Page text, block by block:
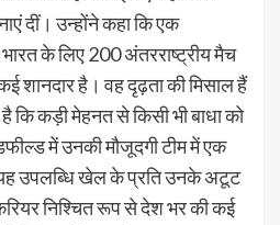
दीं। उन्होंने कहा कि एक
भारत के लिए 200 अंतरराष्ट्रीय मैच
शानदार है। वह दृढ़ता की मिसाल हैं
कि कड़ी मेहनत से किसी भी बाधा को
में उनकी मौजूदगी टीम में एक
उपलब्धि खेल के प्रति उनके अटूट
निश्चित रूप से देश भर की कई